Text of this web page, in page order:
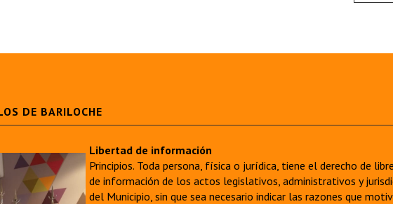
DE BARILOCHE
Libertad de información
Principios. Toda persona, física o jurídica, tiene el derecho de
de información de los actos legislativos, administrativos y
del Municipio, sin que sea necesario indicar las razones que